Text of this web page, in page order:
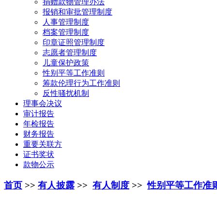
捐赠款物管理办法
报销和审批管理制度
人事管理制度
档案管理制度
印章证照管理制度
志愿者管理制度
儿童保护政策
性别平等工作准则
筹款伦理行为工作准则
反性骚扰机制
理事会决议
审计报告
年检报告
财务报告
重要关联方
证书奖状
款物公示
首页 >> 有人披露 >> 有人制度 >>性别平等工作准